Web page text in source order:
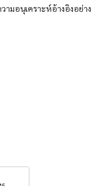
มอนุเคราะห์อ้างอิงอย่าง